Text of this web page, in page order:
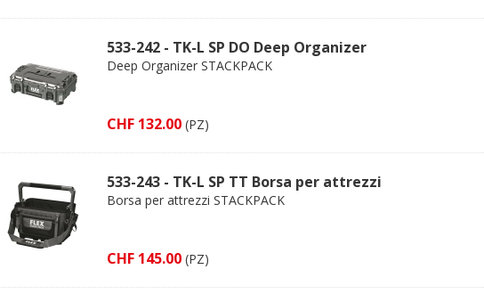
533-242 - TK-L SP DO Deep Organizer
Deep Organizer STACKPACK
CHF 132.00 (PZ)
533-243 - TK-L SP TT Borsa per attrezzi
Borsa per attrezzi STACKPACK
CHF 145.00 (PZ)